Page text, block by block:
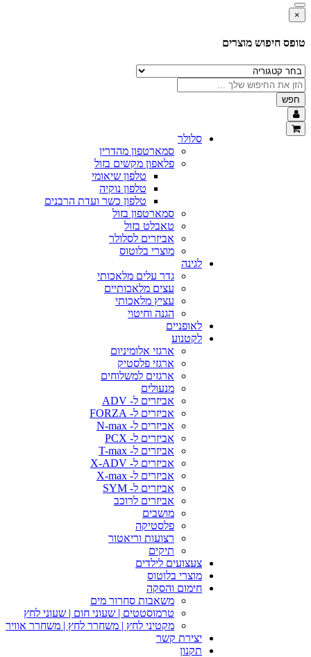
×
טופס חיפוש מוצרים
חפש
סלולר
סמארטפון מהדרין
פלאפון מקשים בזול
טלפון שיאומי
טלפון נוקיה
טלפון כשר ועדת הרבנים
סמארטפון בזול
טאבלט בזול
אביזרים לסלולר
מוצרי בלוטוס
לגינה
גדר עלים מלאכותי
עצים מלאכותיים
עציץ מלאכותי
הגנה וחיטוי
לאופניים
לקטנוע
ארגזי אלומיניום
ארגזי פלסטיק
ארגזים למשלוחים
מנעולים
אביזרים ל- ADV
אביזרים ל- FORZA
אביזרים ל- N-max
אביזרים ל- PCX
אביזרים ל- T-max
אביזרים ל- X-ADV
אביזרים ל- X-max
אביזרים ל- SYM
אביזרים לרוכב
מושבים
פלסטיקה
רצועות וריאטור
תיקים
צעצועים לילדים
מוצרי בלוטוס
חימום והסקה
משאבות סחרור מים
טרמוסטטים | שעוני חום | שעוני לחץ
מקטיני לחץ | משחרר לחץ | משחרר אוויר
יצירת קשר
תקנון